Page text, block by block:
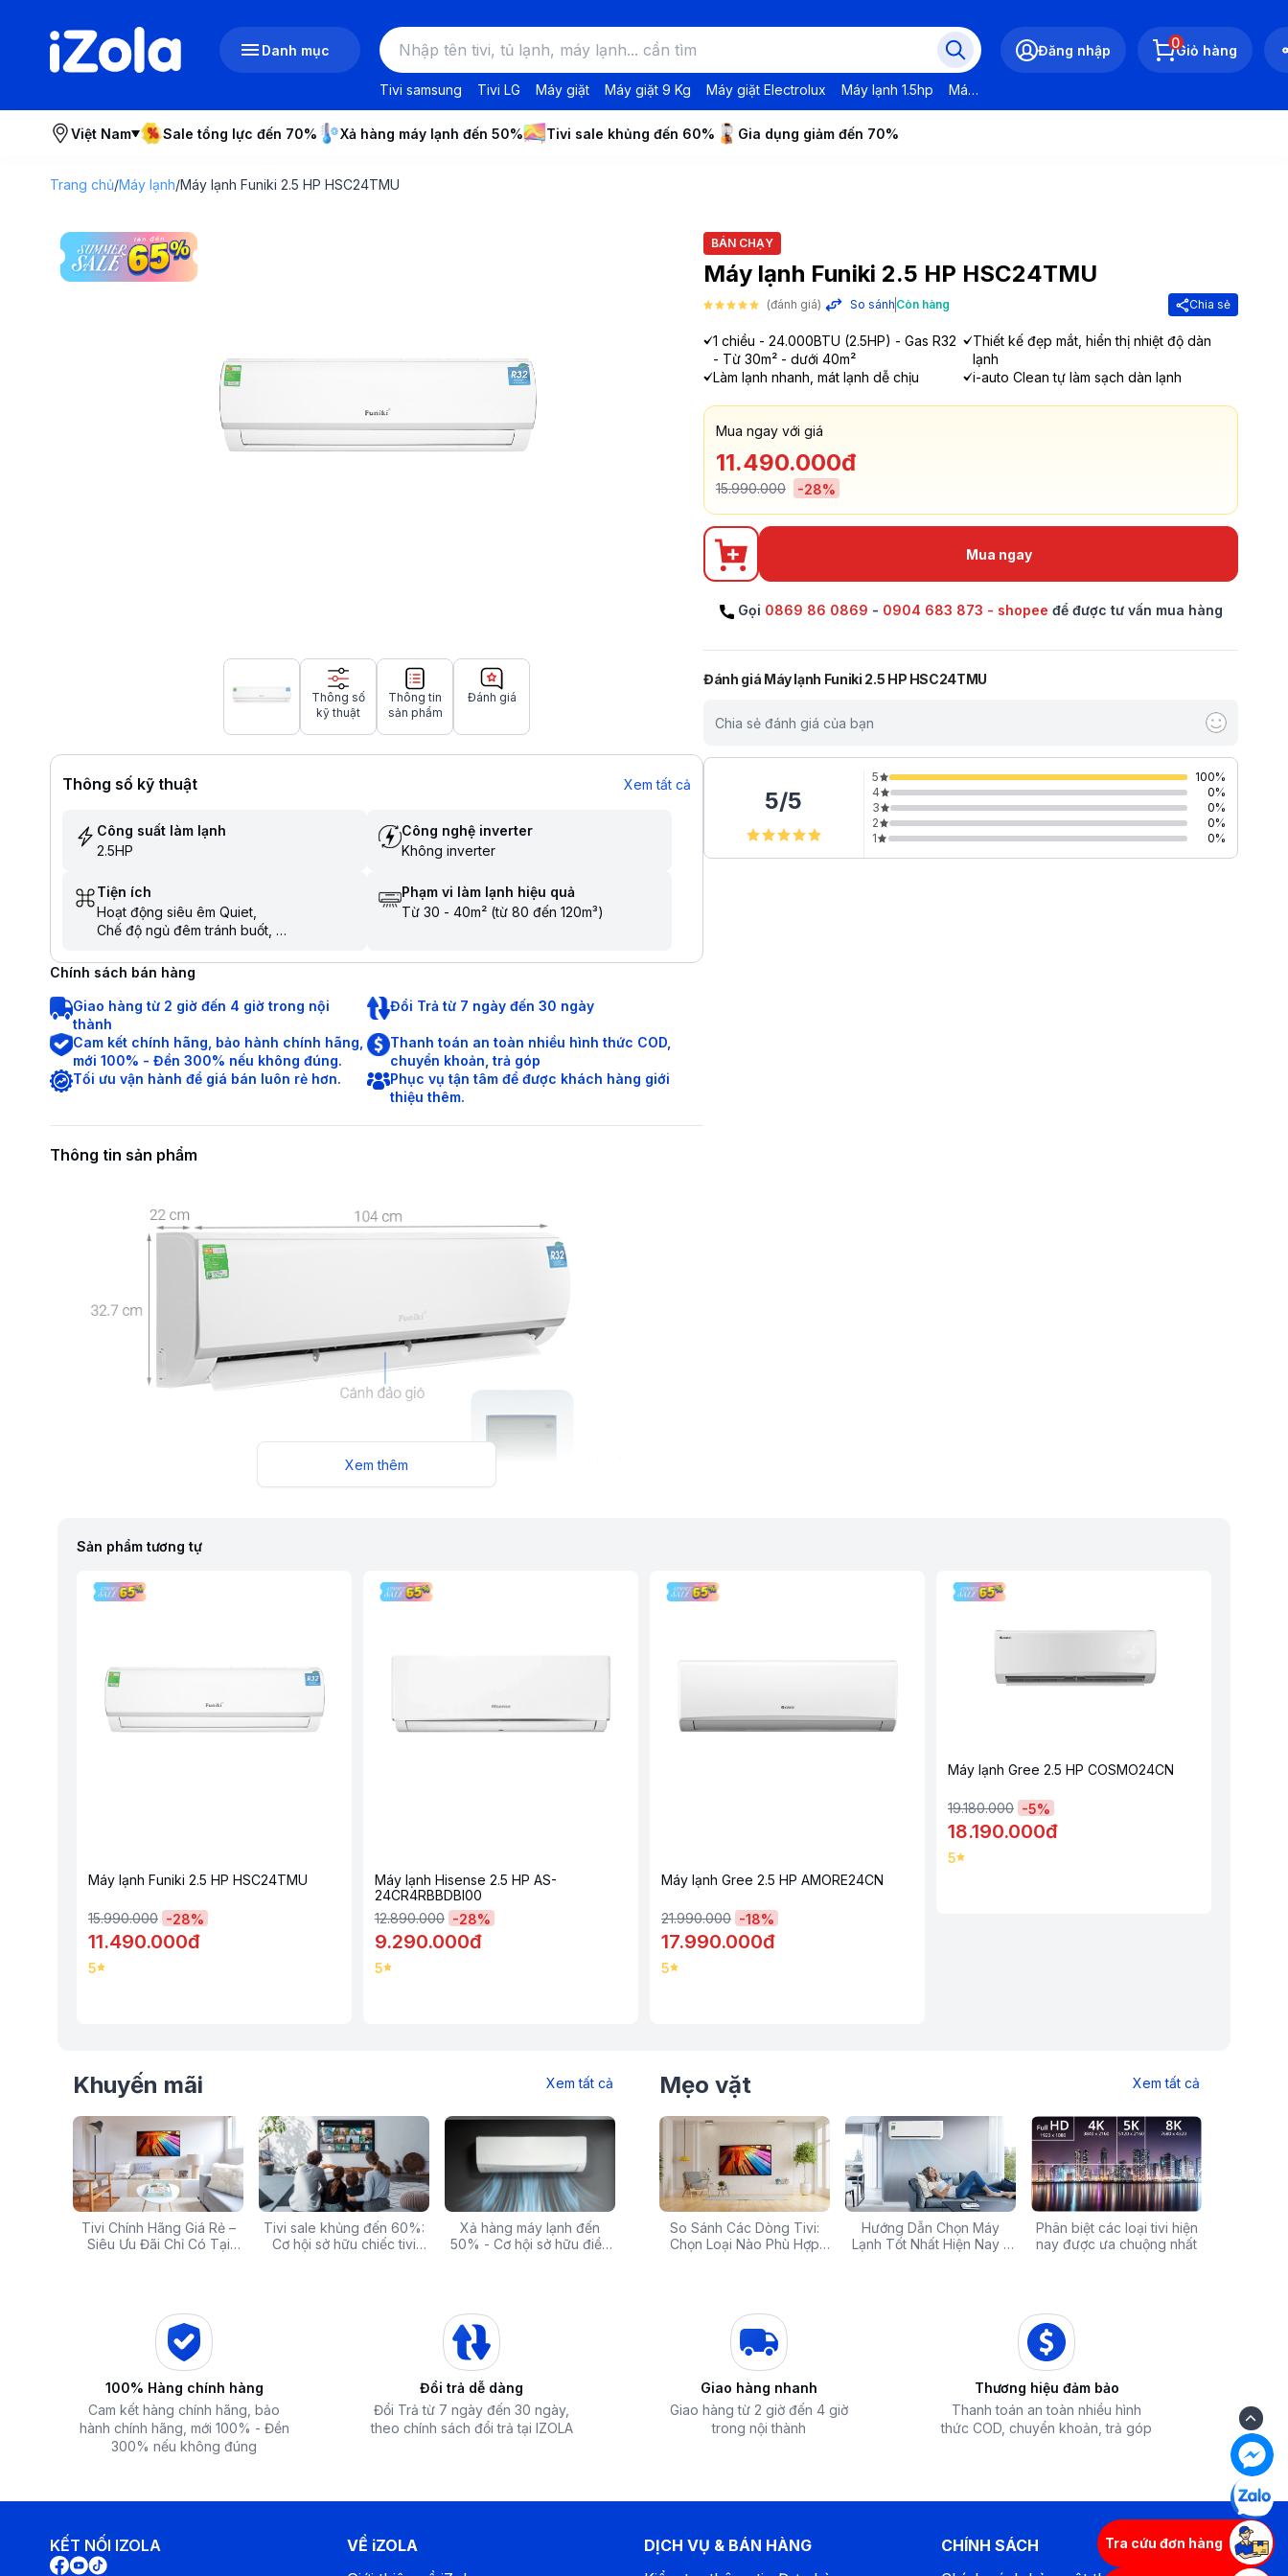
Danh mục
Tivi samsung Tivi LG Máy giặt Máy giặt 9 Kg Máy giặt Electrolux Máy lạnh 1.5hp Máy lạnh LG
Đăng nhập 0Giỏ hàng
Việt Nam Sale tổng lực đến 70% Xả hàng máy lạnh đến 50% Tivi sale khủng đến 60% Gia dụng giảm đến 70%
Tra cứu đơn hàng
Trang chủ/Máy lạnh/Máy lạnh Funiki 2.5 HP HSC24TMU
Thông số
kỹ thuật
Thông tin
sản phẩm
Đánh giá
Thông số kỹ thuật Xem tất cả
Công suất làm lạnh
2.5HP
Công nghệ inverter
Không inverter
Tiện ích
Hoạt động siêu êm Quiet
Chế độ ngủ đêm tránh buốt
Hẹn giờ bật tắt máy
Chức năng tự làm sạch
Dàn nóng có lớp phủ chống ăn mòn
Chức năng tự chẩn đoán lỗi
Chức năng khóa an toàn cho trẻ em
Làm lạnh nhanh trong tích tắc khi mới bật
máy
Phạm vi làm lạnh hiệu quả
Từ 30 - 40m² (từ 80 đến 120m³)
Chính sách bán hàng
Giao hàng từ 2 giờ đến 4 giờ trong nội
thành
Đổi Trả từ 7 ngày đến 30 ngày
Cam kết chính hãng, bảo hành chính hãng,
mới 100% - Đền 300% nếu không đúng.
Thanh toán an toàn nhiều hình thức COD,
chuyển khoản, trả góp
Tối ưu vận hành để giá bán luôn rẻ hơn.
Phục vụ tận tâm để được khách hàng giới
thiệu thêm.
Thông tin sản phẩm
- Máy lạnh Funiki 2.5 HP HSC24TMU thiết kế lớp vỏ nhựa màu trắng đơn giản, các cạnh bo cong nhẹ tạo
Dàn nóng
- Hình chữ nhật,vỏ bằng thép
cứng cáp và có độ bền cao.
Ống dẫn gas bằng đồng hoạt động êm và ổn định, cáclá tản nhiệt bằng nhôm được phủ lớp
Golden Fin
hạn chế ăn mòn, tăng khả năng dẫn nhiệt, độ bền cao trước các điều kiện môi trường khác
Công nghệ làm lạnh
- Công suất làm lạnh2.5 HP - 24.000 BTU phù hợp với không gian phòng dướitừ 30 - 40m² (từ 80
đến 120m³).
chế độ Turbođể máy lạnh
Xem thêm
BÁN CHẠY
Máy lạnh Funiki 2.5 HP HSC24TMU
(đánh giá) So sánh Còn hàng Chia sẻ
1 chiều - 24.000BTU (2.5HP) - Gas R32
- Từ 30m² - dưới 40m²
Thiết kế đẹp mắt, hiển thị nhiệt độ dàn
lạnh
Làm lạnh nhanh, mát lạnh dễ chịu
i-auto Clean tự làm sạch dàn lạnh
Mua ngay với giá
11.490.000đ
15.990.000 -28%
Mua ngay
Gọi 0869 86 0869 - 0904 683 873 - shopee để được tư vấn mua hàng
Đánh giá Máy lạnh Funiki 2.5 HP HSC24TMU
Chia sẻ đánh giá của bạn
5/5
5 100%
4
0%
3
0%
2
0%
1
0%
Sản phẩm tương tự
Máy lạnh Funiki 2.5 HP HSC24TMU
15.990.000 -28%
11.490.000đ
5
Máy lạnh Hisense 2.5 HP AS-
24CR4RBBDBI00
12.890.000 -28%
9.290.000đ
5
Máy lạnh Gree 2.5 HP AMORE24CN
21.990.000 -18%
17.990.000đ
5
Máy lạnh Gree 2.5 HP COSMO24CN
19.180.000 -5%
18.190.000đ
5
Khuyến mãi Xem tất cả
Tivi Chính Hãng Giá Rẻ –
Siêu Ưu Đãi Chỉ Có Tại
Tivi sale khủng đến 60%:
Cơ hội sở hữu chiếc tivi
Xả hàng máy lạnh đến
50% - Cơ hội sở hữu điều
Săn Sale Khủng: Hàng
Điện Máy Cao Cấp Giảm
Tivi Chính Hãng Giá Rẻ –
Siêu Ưu Đãi Chỉ Có Tại
Tivi sale khủng đến 60%:
Cơ hội sở hữu chiếc tivi
50% - Cơ hội
Mẹo vặt Xem tất cả
Các mã báo lỗi thường gặp
của bếp từ và lưu ý khi xử
Top 5 tivi 32 inch giá rẻ,
chất lượng và đáng mua
Top 10 máy lọc nước nóng
lạnh tốt nhất đáng mua
So Sánh Các Dòng Tivi:
Chọn Loại Nào Phù Hợp
Hướng Dẫn Chọn Máy
Lạnh Tốt Nhất Hiện Nay –
Phân biệt các loại tivi hiện
nay được ưa chuộng nhất
100% Hàng chính hàng
Cam kết hàng chính hãng, bảo
hành chính hãng, mới 100% - Đền
300% nếu không đúng
Đổi trả dễ dàng
Đổi Trả từ 7 ngày đến 30 ngày,
theo chính sách đổi trả tại IZOLA
Giao hàng nhanh
Giao hàng từ 2 giờ đến 4 giờ
trong nội thành
Thương hiệu đảm bảo
Thanh toán an toàn nhiều hình
thức COD, chuyển khoản, trả góp
KẾT NỐI IZOLA
VỀ iZOLA
DỊCH VỤ & BÁN HÀNG
CHÍNH SÁCH